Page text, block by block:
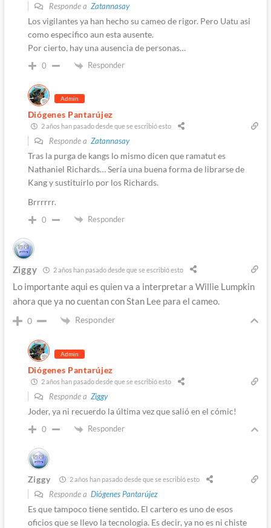
Responde a Zatannasay
Los vigilantes ya han hecho su cameo de rigor. Pero Uatu asi
como especifico aun esta ausente.
Por cierto, hay una ausencia de personas…
0 Responder
Admin
Diógenes Pantarújez
2 años han pasado desde que se escribió esto
Responde a Zatannasay
Tras la purga de kangs lo mismo dicen que ramatut es
Nathaniel Richards… Sería una buena forma de librarse de
Kang y sustituirlo por los Richards.
Brrrrrr.
0 Responder
Ziggy 2 años han pasado desde que se escribió esto
Lo importante aqui es quien va a interpretar a Willie Lumpkin
ahora que ya no cuentan con Stan Lee para el cameo.
0 Responder
Admin
Diógenes Pantarújez
2 años han pasado desde que se escribió esto
Responde a Ziggy
Joder, ya ni recuerdo la última vez que salió en el cómic!
0 Responder
Ziggy 2 años han pasado desde que se escribió esto
Responde a Diógenes Pantarújez
Es que tampoco tiene sentido. El cartero es uno de esos
oficios que se llevo la tecnologia. Es decir, ya no es ni chiste